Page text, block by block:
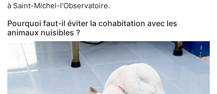
à Saint-Michel-l'Observatoire.
Pourquoi faut-il éviter la cohabitation avec les
animaux nuisibles ?